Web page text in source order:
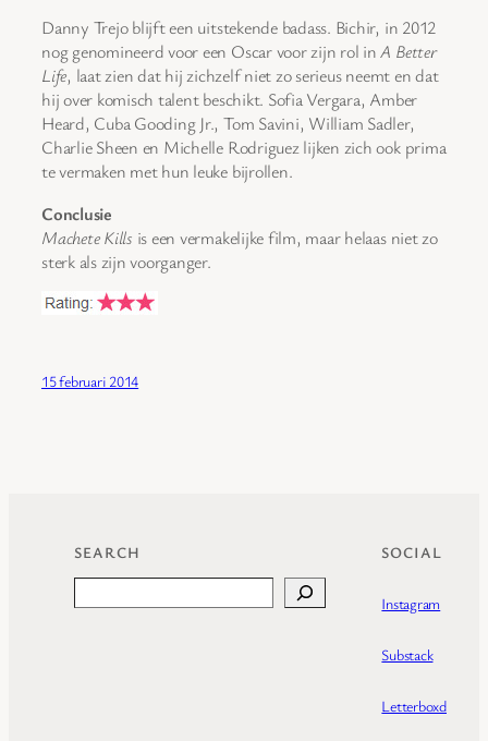
Danny Trejo blijft een uitstekende badass. Bichir, in 2012
nog genomineerd voor een Oscar voor zijn rol inA Better
Life, laat zien dat hij zichzelf niet zo serieus neemt en dat
hij over komisch talent beschikt. Sofia Vergara, Amber
Heard, Cuba Gooding Jr., Tom Savini, William Sadler,
Charlie Sheen en Michelle Rodriguez lijken zich ook prima
te vermaken met hun leuke bijrollen.
Conclusie
Machete Kills is een vermakelijke film, maar helaas niet zo
sterk als zijn voorganger.
15 februari 2014
SEARCH SOCIAL
Instagram
Substack
Letterboxd